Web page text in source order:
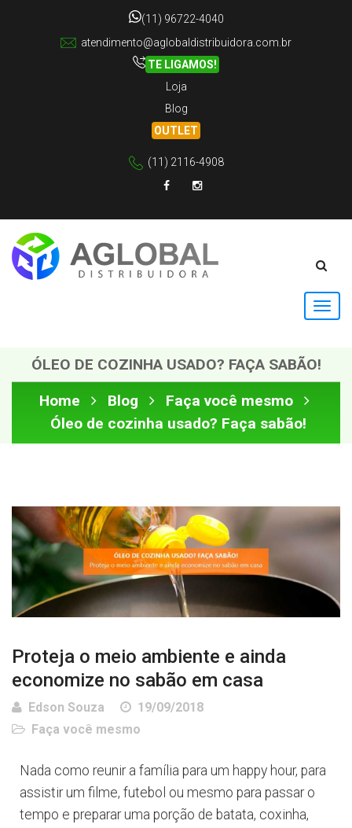
(11) 96722-4040
atendimento@aglobaldistribuidora.com.br
TE LIGAMOS!
Loja
Blog
OUTLET
(11) 2116-4908
ÓLEO DE COZINHA USADO? FAÇA SABÃO!
Home
Blog
Faça você mesmo
Óleo de cozinha usado? Faça sabão!
Proteja o meio ambiente e ainda
economize no sabão em casa
Edson Souza
19/09/2018
Faça você mesmo
Nada como reunir a família para um happy hour, para
assistir um filme, futebol ou mesmo para passar o
tempo e preparar uma porção de batata, coxinha,